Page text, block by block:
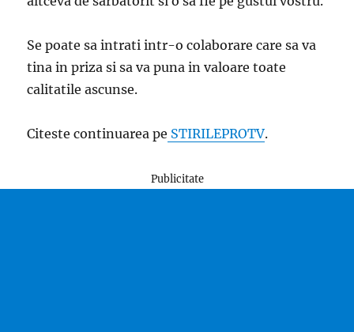
Se poate sa intrati intr-o colaborare care sa va
tina in priza si sa va puna in valoare toate
calitatile ascunse.
Citeste continuarea pe STIRILEPROTV.
Publicitate